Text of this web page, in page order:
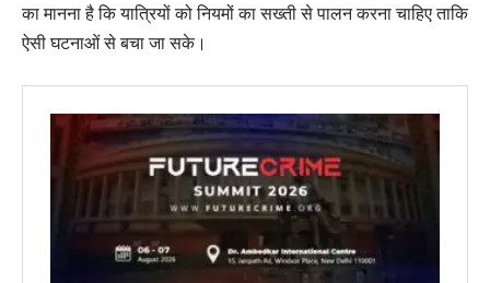
का मानना है कि यात्रियों को नियमों का सख्ती से पालन करना चाहिए ताकि
ऐसी घटनाओं से बचा जा सके।